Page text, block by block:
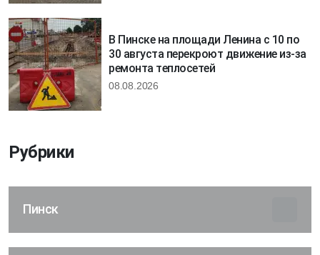
В Пинске на площади Ленина с 10 по
30 августа перекроют движение из-за
ремонта теплосетей
08.08.2026
Рубрики
Пинск